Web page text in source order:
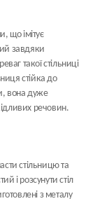
що імітує
завдяки
такої стільниці
стійка до
вона дуже
речовин.
стільницю та
і розсунути стіл
з металу